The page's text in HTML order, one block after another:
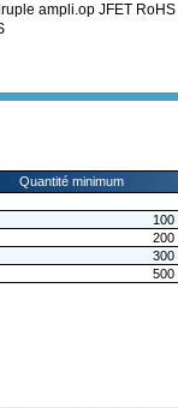
ampli.op JFET RoHS
Quantité minimum
100
200
300
500